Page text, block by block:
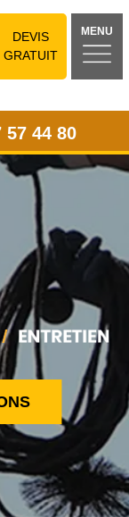
DEVIS
GRATUIT
MENU
57 44 80